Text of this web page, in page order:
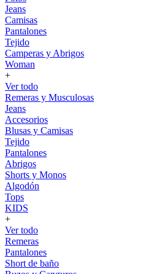
Jeans
Camisas
Pantalones
Tejido
Camperas y Abrigos
Woman
+
Ver todo
Remeras y Musculosas
Jeans
Accesorios
Blusas y Camisas
Tejido
Pantalones
Abrigos
Shorts y Monos
Algodón
Tops
KIDS
+
Ver todo
Remeras
Pantalones
Short de baño